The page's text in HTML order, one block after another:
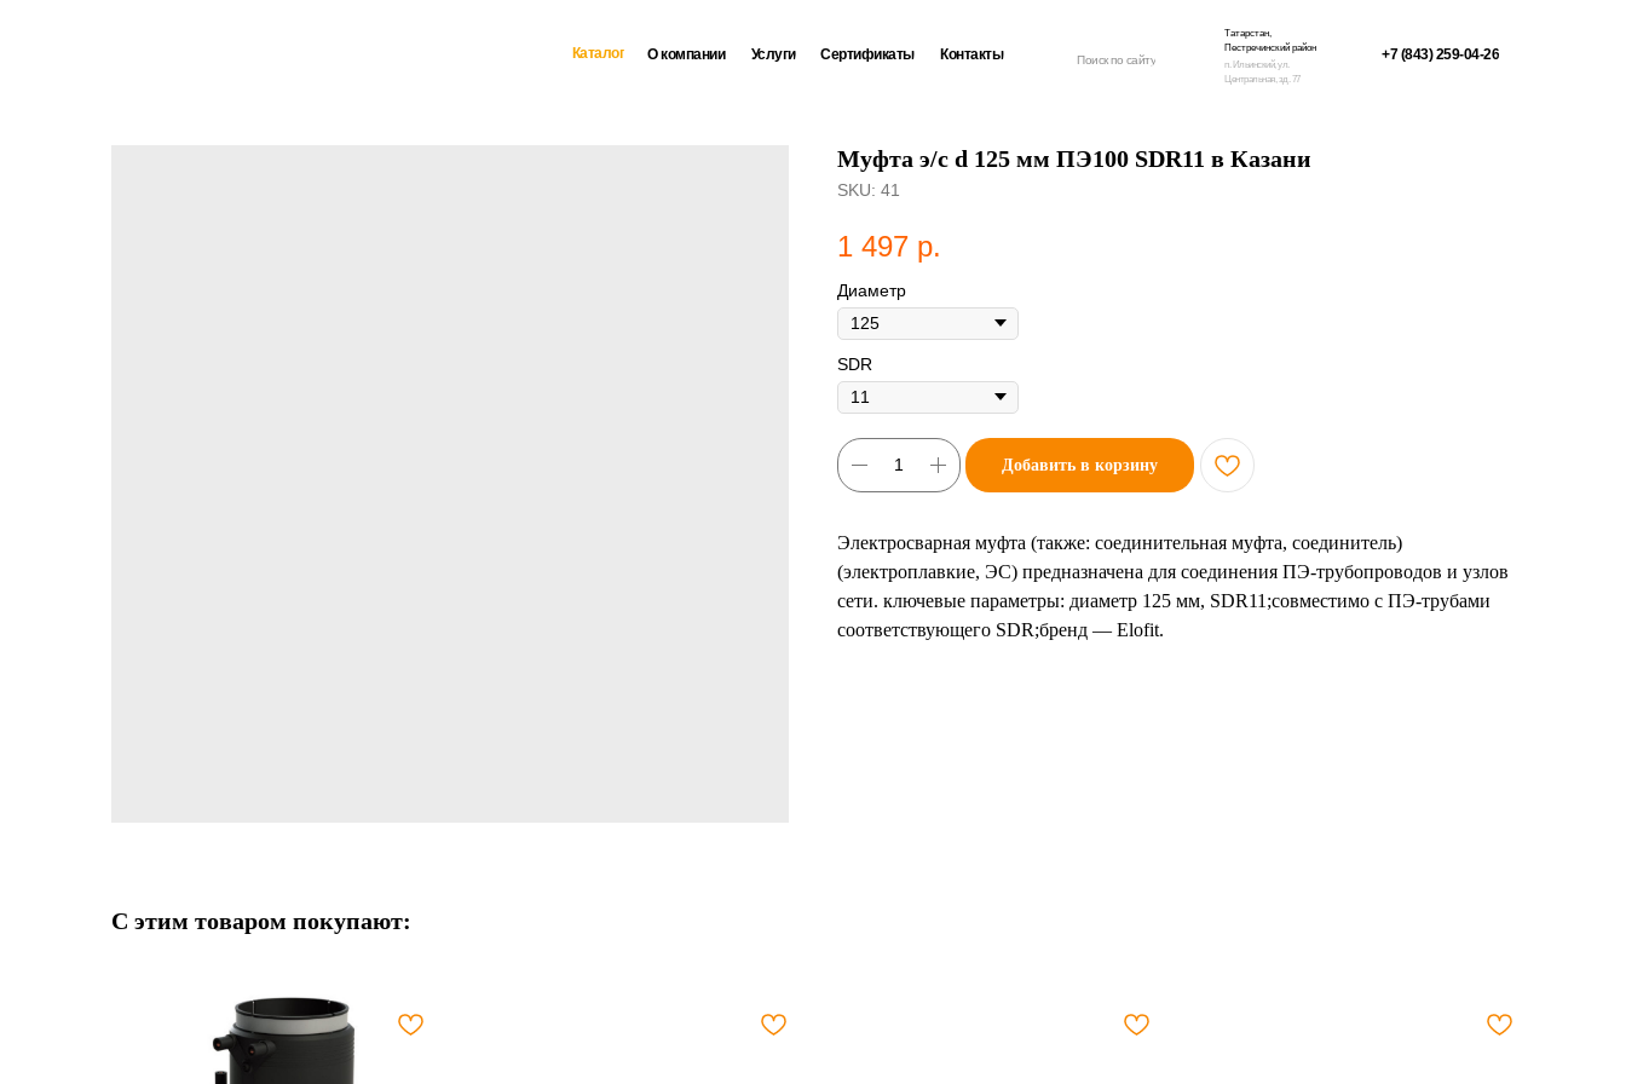
Поиск по сайту
Контакты
Сертификаты
Услуги +7 (843) 259-04-26
О компании
п. Ильинский, ул.
Центральная, зд. 77
Татарстан,
Пестречинский район
Каталог
Муфта э/с d 125 мм ПЭ100 SDR11 в Казани
SKU: 41
1 497 р.
Диаметр
SDR
Добавить в корзину
Электросварная муфта (также: соединительная муфта, соединитель)
(электроплавкие, ЭС) предназначена для соединения ПЭ-трубопроводов и узлов
сети. ключевые параметры: диаметр 125 мм, SDR11;совместимо с ПЭ-трубами
соответствующего SDR;бренд — Elofit.
С этим товаром покупают: